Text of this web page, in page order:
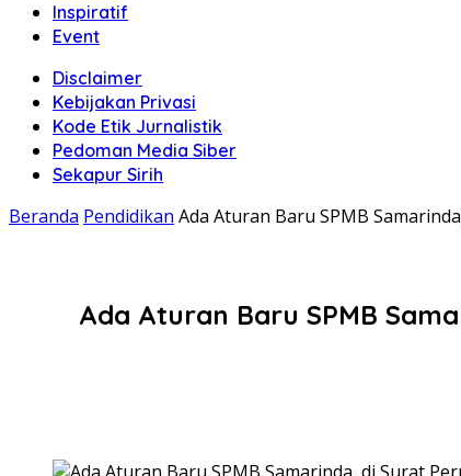
Inspiratif
Event
Disclaimer
Kebijakan Privasi
Kode Etik Jurnalistik
Pedoman Media Siber
Sekapur Sirih
Beranda Pendidikan Ada Aturan Baru SPMB
Ada Aturan Baru SPMB